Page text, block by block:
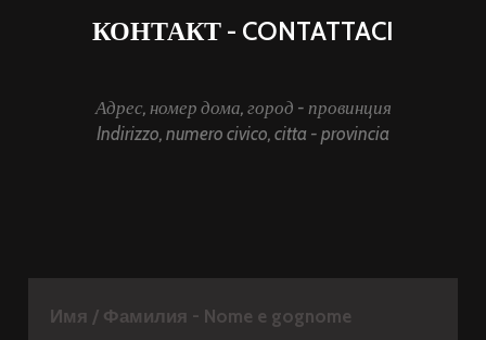
КОНТАКТ - CONTATTACI
Адрес, номер дома, город - провинция
Indirizzo, numero civico, citta - provincia